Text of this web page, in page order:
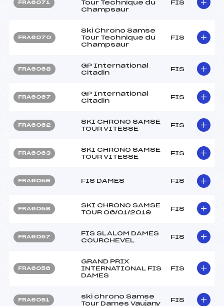
FRA6071
Tour Technique du
Champsaur
FIS
FRA6070
Ski Chrono Samse
Tour Technique du
Champsaur
FIS
FRA6068
GP International
Citadin
FIS
FRA6067
GP International
Citadin
FIS
FRA6062
SKI CHRONO SAMSE
TOUR VITESSE
FIS
FRA6063
SKI CHRONO SAMSE
TOUR VITESSE
FIS
FRA6059 FIS DAMES FIS
FRA6058
SKI CHRONO SAMSE
TOUR 06/01/2019
FIS
FRA6057
FIS SLALOM DAMES
COURCHEVEL
FIS
FRA6056
GRAND PRIX
INTERNATIONAL FIS
DAMES
FIS
FRA6051
ski chrono Samse
Tour Dames Vaujany
FIS